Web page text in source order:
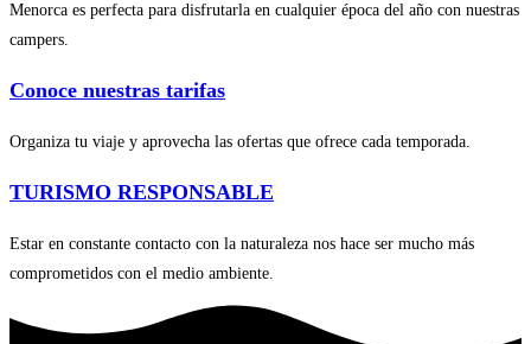
Menorca es perfecta para disfrutarla en cualquier época del año con nuestras
campers.
Conoce nuestras tarifas
Organiza tu viaje y aprovecha las ofertas que ofrece cada temporada.
TURISMO RESPONSABLE
Estar en constante contacto con la naturaleza nos hace ser mucho más
comprometidos con el medio ambiente.